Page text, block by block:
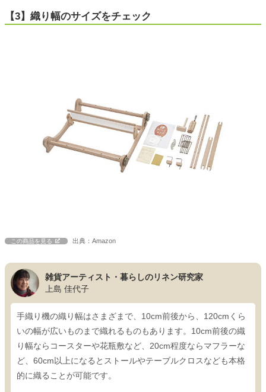
【3】織り幅のサイズをチェック
この商品を見る 出典：Amazon
雑貨アーティスト・暮らしのリネン研究家
上島 佳代子
手織り機の織り幅はさまざまで、10cm前後から、120cmくら
いの幅が広いものまで織れるものもあります。10cm前後の織
り幅ならコースターや花瓶敷など、20cm程度ならマフラーな
ど、60cm以上になるとストールやテーブルクロスなども本格
的に織ることが可能です。